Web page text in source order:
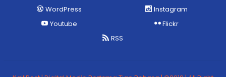
WordPress
Instagram
Youtube
Flickr
RSS